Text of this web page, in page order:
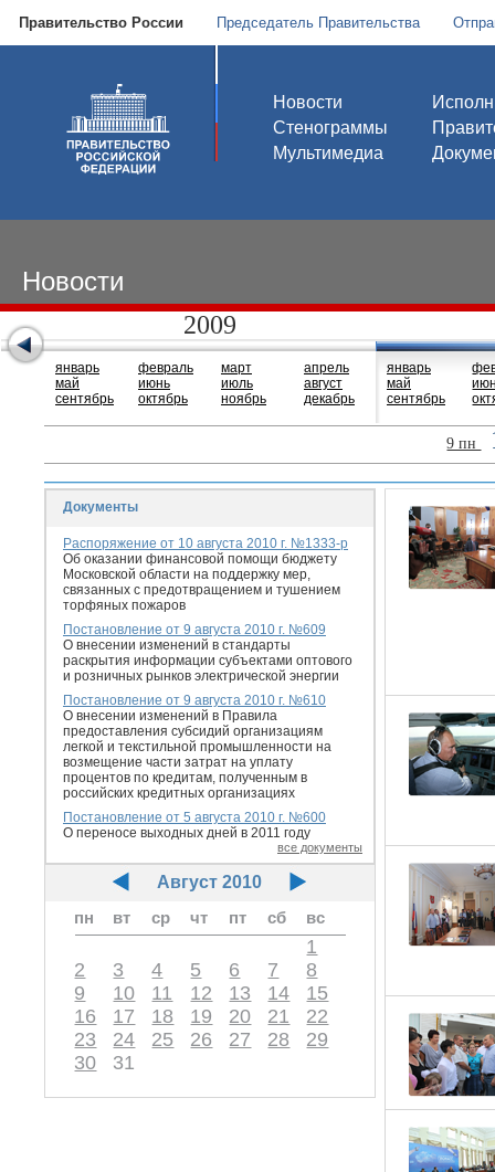
Правительство России Председатель Правительства
Новости
Стенограммы
Мультимедиа
Новости
2009
январь
май
сентябрь
февраль
июнь
октябрь
март
июль
ноябрь
апрель
август
декабрь
январь
май
сентябрь
9 пн
Документы
Распоряжение от 10 августа 2010 г. №1333-р
Об оказании финансовой помощи бюджету
Московской области на поддержку мер,
связанных с предотвращением и тушением
торфяных пожаров
Постановление от 9 августа 2010 г. №609
О внесении изменений в стандарты
раскрытия информации субъектами оптового
и розничных рынков электрической энергии
Постановление от 9 августа 2010 г. №610
О внесении изменений в Правила
предоставления субсидий организациям
легкой и текстильной промышленности на
возмещение части затрат на уплату
процентов по кредитам, полученным в
российских кредитных организациях
Постановление от 5 августа 2010 г. №600
О переносе выходных дней в 2011 году
все документы
Август 2010
пн
вт ср чт пт сб вс
1
2
3 4 5 6 7
8
9
10 11 12 13 14
15
16
17 18 19 20 21
22
23
24 25 26 27 28
29
30
31